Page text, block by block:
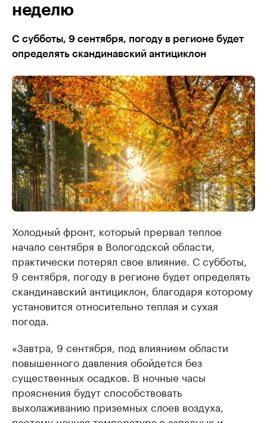
неделю
С субботы, 9 сентября, погоду в регионе будет
определять скандинавский антициклон
Холодный фронт, который прервал теплое
начало сентября в Вологодской области,
практически потерял свое влияние. С субботы,
9 сентября, погоду в регионе будет определять
скандинавский антициклон, благодаря которому
установится относительно теплая и сухая
погода.
«Завтра, 9 сентября, под влиянием области
повышенного давления обойдется без
существенных осадков. В ночные часы
прояснения будут способствовать
выхолаживанию приземных слоев воздуха,